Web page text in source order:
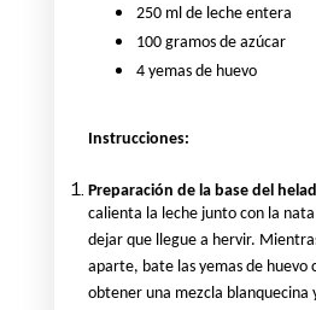
250 ml de leche entera
100 gramos de azúcar
4 yemas de huevo
Instrucciones:
Preparación de la base del
calienta la leche junto con la
dejar que llegue a hervir.
aparte, bate las yemas de huevo
obtener una mezcla blanquecina